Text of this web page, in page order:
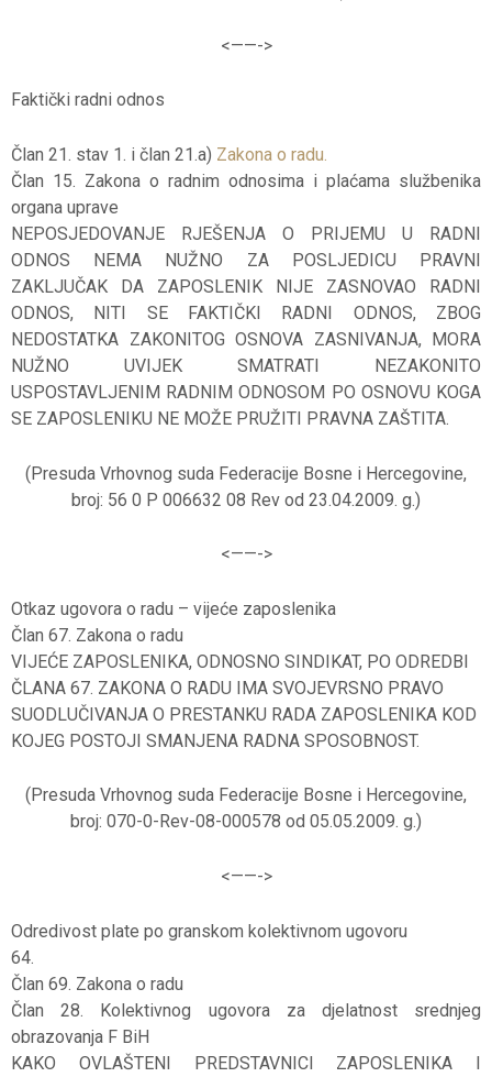
<——->
Faktički radni odnos
Član 21. stav 1. i član 21.a) Zakona o radu.
Član 15. Zakona o radnim odnosima i plaćama službenika
organa uprave
NEPOSJEDOVANJE RJEŠENJA O PRIJEMU U RADNI
ODNOS NEMA NUŽNO ZA POSLJEDICU PRAVNI
ZAKLJUČAK DA ZAPOSLENIK NIJE ZASNOVAO RADNI
ODNOS, NITI SE FAKTIČKI RADNI ODNOS, ZBOG
NEDOSTATKA ZAKONITOG OSNOVA ZASNIVANJA, MORA
NUŽNO UVIJEK SMATRATI NEZAKONITO
USPOSTAVLJENIM RADNIM ODNOSOM PO OSNOVU KOGA
SE ZAPOSLENIKU NE MOŽE PRUŽITI PRAVNA ZAŠTITA.
(Presuda Vrhovnog suda Federacije Bosne i Hercegovine,
broj: 56 0 P 006632 08 Rev od 23.04.2009. g.)
<——->
Otkaz ugovora o radu – vijeće zaposlenika
Član 67. Zakona o radu
VIJEĆE ZAPOSLENIKA, ODNOSNO SINDIKAT, PO ODREDBI
ČLANA 67. ZAKONA O RADU IMA SVOJEVRSNO PRAVO
SUODLUČIVANJA O PRESTANKU RADA ZAPOSLENIKA KOD
KOJEG POSTOJI SMANJENA RADNA SPOSOBNOST.
(Presuda Vrhovnog suda Federacije Bosne i Hercegovine,
broj: 070-0-Rev-08-000578 od 05.05.2009. g.)
<——->
Odredivost plate po granskom kolektivnom ugovoru
64.
Član 69. Zakona o radu
Član 28. Kolektivnog ugovora za djelatnost srednjeg
obrazovanja F BiH
KAKO OVLAŠTENI PREDSTAVNICI ZAPOSLENIKA I